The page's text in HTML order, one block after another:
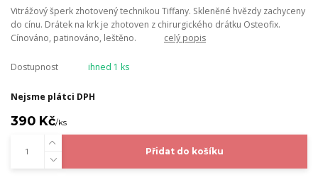
Vitrážový šperk zhotovený technikou Tiffany. Skleněné hvězdy zachyceny
do cínu. Drátek na krk je zhotoven z chirurgického drátku Osteofix.
Cínováno, patinováno, leštěno. celý popis
Dostupnost ihned 1 ks
Nejsme plátci DPH
390 Kč/ks
Přidat do košíku